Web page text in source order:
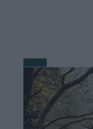
Wojsko